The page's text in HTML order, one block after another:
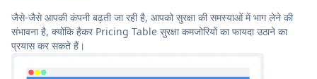
जैसे-जैसे आपकी कंपनी बढ़ती जा रही है, आपको सुरक्षा की समस्याओं में भाग लेने की
संभावना है, क्योंकि हैकर Pricing Table सुरक्षा कमजोरियों का फायदा उठाने का
प्रयास कर सकते हैं।